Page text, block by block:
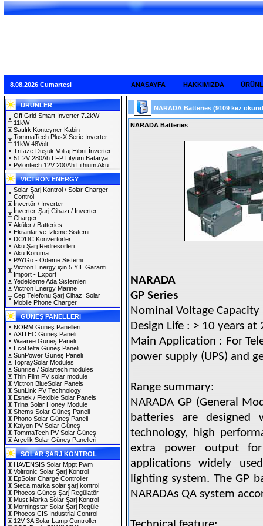
8.08.2026 Cumartesi ANASAYFA HAKKIMIZDA
ÜRÜNLER
Off Grid Smart Inverter 7.2kW -
11kW
Satılık Konteyner Kabin
TommaTech PlusX Serie Inverter
11kW 48Volt
Trifaze Düşük Voltaj Hibrit İnverter
51.2V 280Ah LFP Lityum Batarya
Pylontech 12V 200Ah Lithium Akü
VICTRON ENERGY
Solar Şarj Kontrol / Solar Charger
Control
İnvertör / Inverter
İnverter-Şarj Cihazı / Inverter-
Charger
Aküler / Batteries
Ekranlar ve İzleme Sistemi
DC/DC Konvertörler
Akü Şarj Redresörleri
Akü Koruma
PAYGo - Ödeme Sistemi
Victron Energy için 5 YIL Garanti
Import - Export
Yedekleme Ada Sistemleri
Victron Energy Marine
Cep Telefonu Şarj Cihazı Solar
Mobile Phone Charger
GÜNEŞ PANELLERI
NORM Güneş Panelleri
AXITEC Güneş Paneli
Waaree Güneş Paneli
EcoDelta Güneş Paneli
SunPower Güneş Paneli
TopraySolar Modules
Sunrise / Solartech modules
Thin Film PV solar module
Victron BlueSolar Panels
SunLink PV Technology
Esnek / Flexible Solar Panels
Trina Solar Honey Module
Shems Solar Güneş Paneli
Phono Solar Güneş Paneli
Kalyon PV Solar Güneş
TommaTech PV Solar Güneş
Arçelik Solar Güneş Panelleri
SOLAR ŞARJ KONTROL
HAVENSİS Solar Mppt Pwm
Voltronic Solar Şarj Kontrol
EpSolar Charge Controller
Steca marka solar şarj kontrol
Phocos Güneş Şarj Regülatör
Must Marka Solar Şarj Kontrol
Morningstar Solar Şarj Regüle
Phocos CIS Industrial Control
12V-3A Solar Lamp Controller
NARADA Batteries (9109 kez
NARADA Batteries
NARADA
GP Series
Nominal Voltage
Design Life : > 10 years at
Main Application : For
power supply (UPS) and
Range summary:
NARADA GP (General
batteries are designed
technology, high
extra power output
applications widely
lighting system. The GP
NARADAs QA system